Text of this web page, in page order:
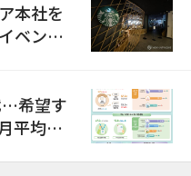
本社を
ベント
…希望す
平均賃